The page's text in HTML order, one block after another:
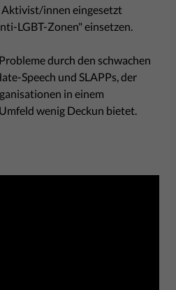
Aktivist/innen eingesetzt
LGBT-Zonen" einsetzen.
durch den schwachen
Speech und SLAPPs, der
in einem
wenig Deckun bietet.